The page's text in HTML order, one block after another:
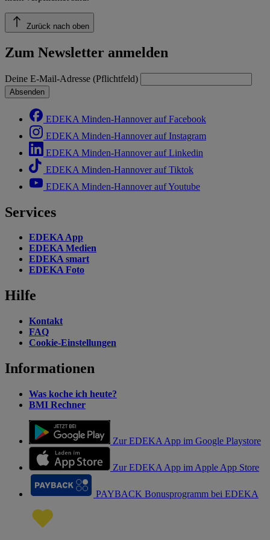
Zurück nach oben
Zum Newsletter anmelden
Deine E-Mail-Adresse (Pflichtfeld)
Absenden
EDEKA Minden-Hannover auf Facebook
EDEKA Minden-Hannover auf Instagram
EDEKA Minden-Hannover auf Linkedin
EDEKA Minden-Hannover auf Tiktok
EDEKA Minden-Hannover auf Youtube
Services
EDEKA App
EDEKA Medien
EDEKA smart
EDEKA Foto
Hilfe
Kontakt
FAQ
Cookie-Einstellungen
Informationen
Was koche ich heute?
BMI Rechner
Zur EDEKA App im Google Playstore
Zur EDEKA App im Apple App Store
PAYBACK Bonusprogramm bei EDEKA